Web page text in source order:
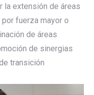
la extensión de áreas
fuerza mayor o
de áreas
de sinergias
transición